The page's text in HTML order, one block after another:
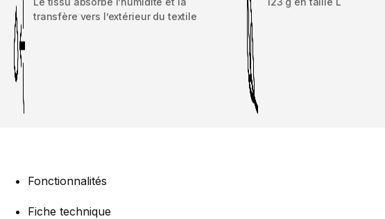
transfère vers l’extérieur du textile
Fonctionnalités
Fiche technique